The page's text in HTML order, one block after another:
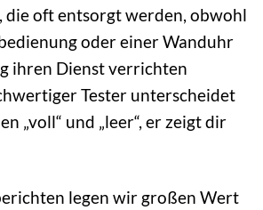
die oft entsorgt werden, obwohl
oder einer Wanduhr
ihren Dienst verrichten
Tester unterscheidet
„voll“ und „leer“, er zeigt dir
legen wir großen Wert